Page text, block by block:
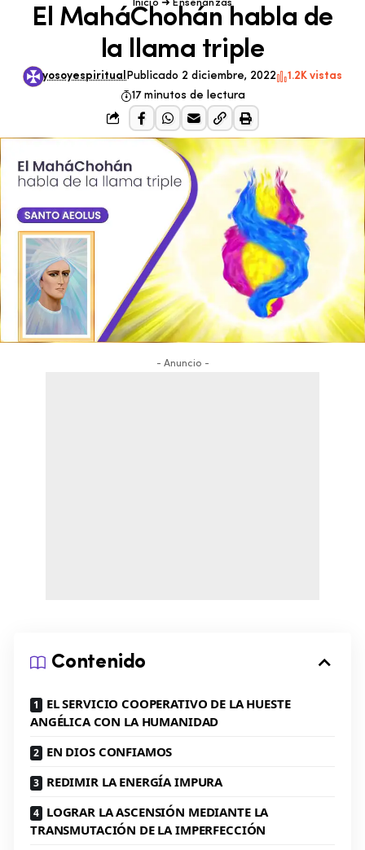
Inicio ➜ Enseñanzas
El MaháChohán habla de
la llama triple
yosoyespiritual Publicado 2 diciembre, 2022
1.2K vistas
17 minutos de lectura
- Anuncio -
Contenido
EL SERVICIO COOPERATIVO DE LA HUESTE
ANGÉLICA CON LA HUMANIDAD
EN DIOS CONFIAMOS
REDIMIR LA ENERGÍA IMPURA
LOGRAR LA ASCENSIÓN MEDIANTE LA
TRANSMUTACIÓN DE LA IMPERFECCIÓN